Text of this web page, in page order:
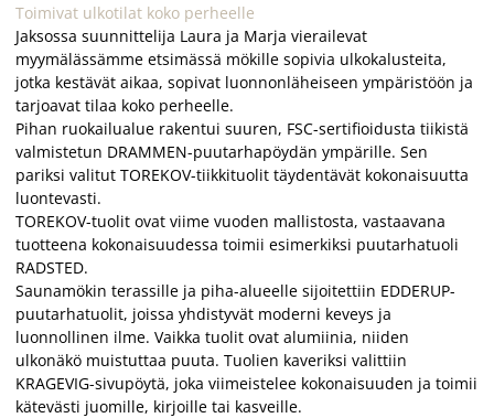
Toimivat ulkotilat koko perheelle
Jaksossa suunnittelija Laura ja Marja vierailevat
myymälässämme etsimässä mökille sopivia ulkokalusteita,
jotka kestävät aikaa, sopivat luonnonläheiseen ympäristöön ja
tarjoavat tilaa koko perheelle.
Pihan ruokailualue rakentui suuren, FSC-sertifioidusta tiikistä
valmistetun DRAMMEN-puutarhapöydän ympärille. Sen
pariksi valitut TOREKOV-tiikkituolit täydentävät kokonaisuutta
luontevasti.
TOREKOV-tuolit ovat viime vuoden mallistosta, vastaavana
tuotteena kokonaisuudessa toimii esimerkiksi puutarhatuoli
RADSTED.
Saunamökin terassille ja piha-alueelle sijoitettiin EDDERUP-
puutarhatuolit, joissa yhdistyvät moderni keveys ja
luonnollinen ilme. Vaikka tuolit ovat alumiinia, niiden
ulkonäkö muistuttaa puuta. Tuolien kaveriksi valittiin
KRAGEVIG-sivupöytä, joka viimeistelee kokonaisuuden ja toimii
kätevästi juomille, kirjoille tai kasveille.